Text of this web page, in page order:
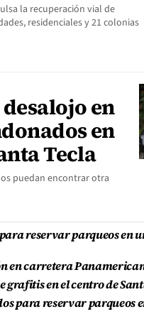
la recuperación vial de
residenciales y 21 colonias
en
en
Tecla
puedan encontrar otra
reservar parqueos en
en carretera
en el centro de
para reservar parqueos